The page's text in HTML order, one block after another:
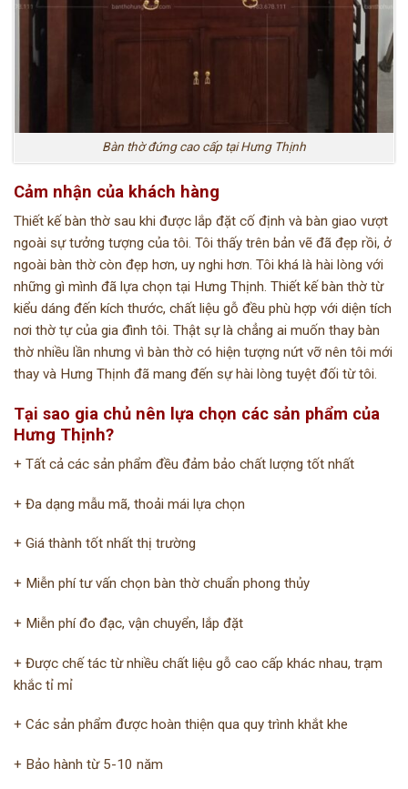
Bàn thờ đứng cao cấp tại Hưng Thịnh
Cảm nhận của khách hàng
Thiết kế bàn thờ sau khi được lắp đặt cố định và bàn giao vượt
ngoài sự tưởng tượng của tôi. Tôi thấy trên bản vẽ đã đẹp rồi, ở
ngoài bàn thờ còn đẹp hơn, uy nghi hơn. Tôi khá là hài lòng với
những gì mình đã lựa chọn tại Hưng Thịnh. Thiết kế bàn thờ từ
kiểu dáng đến kích thước, chất liệu gỗ đều phù hợp với diện tích
nơi thờ tự của gia đình tôi. Thật sự là chẳng ai muốn thay bàn
thờ nhiều lần nhưng vì bàn thờ có hiện tượng nứt vỡ nên tôi mới
thay và Hưng Thịnh đã mang đến sự hài lòng tuyệt đối từ tôi.
Tại sao gia chủ nên lựa chọn các sản phẩm của
Hưng Thịnh?
+ Tất cả các sản phẩm đều đảm bảo chất lượng tốt nhất ️
+ Đa dạng mẫu mã, thoải mái lựa chọn ️
+ Giá thành tốt nhất thị trường ️
+ Miễn phí tư vấn chọn bàn thờ chuẩn phong thủy ️
+ Miễn phí đo đạc, vận chuyển, lắp đặt ️
+ Được chế tác từ nhiều chất liệu gỗ cao cấp khác nhau, trạm
khắc tỉ mỉ ️
+ Các sản phẩm được hoàn thiện qua quy trình khắt khe ️
+ Bảo hành từ 5-10 năm